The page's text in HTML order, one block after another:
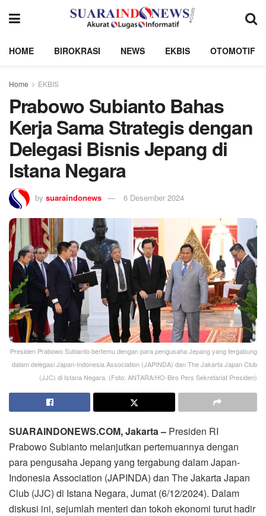
HOME BIROKRASI NEWS EKBIS OTOMOTIF
Home EKBIS
Prabowo Subianto Bahas
Kerja Sama Strategis dengan
Delegasi Bisnis Jepang di
Istana Negara
by suaraindonews 6 Desember 2024
Presiden Prabowo Subianto bertemu dengan para pengusaha Jepang yang tergabung
dalam delegasi Japan-Indonesia Association (JAPINDA) dan The Jakarta Japan Club
(JJC) di Istana Negara. (Foto: ANTARA/HO-Biro Pers Sekretariat Presiden)
SUARAINDONEWS.COM, Jakarta – Presiden RI
Prabowo Subianto melanjutkan pertemuannya dengan
para pengusaha Jepang yang tergabung dalam Japan-
Indonesia Association (JAPINDA) dan The Jakarta Japan
Club (JJC) di Istana Negara, Jumat (6/12/2024). Dalam
diskusi ini, sejumlah menteri dan tokoh ekonomi turut hadir